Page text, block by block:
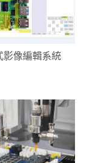
影像編輯系統